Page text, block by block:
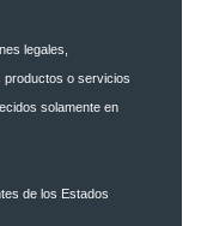
legales,
productos o servicios
solamente en
de los Estados